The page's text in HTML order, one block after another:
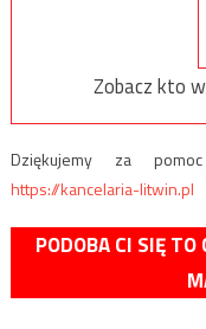
Zobacz kto
Dziękujemy za
https://kancelaria-litwin.pl
PODOBA CI SIĘ TO